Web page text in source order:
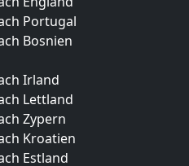
Portugal
Bosnien
Irland
Lettland
Zypern
Kroatien
Estland